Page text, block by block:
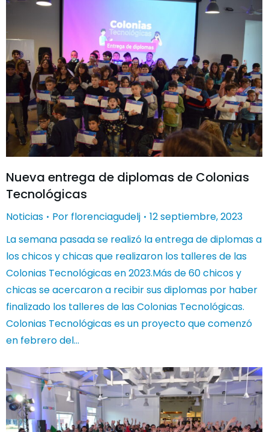
Nueva entrega de diplomas de Colonias
Tecnológicas
Noticias Por florenciagudelj
12 septiembre, 2023
La semana pasada se realizó la entrega de diplomas a
los chicos y chicas que realizaron los talleres de las
Colonias Tecnológicas en 2023.Más de 60 chicos y
chicas se acercaron a recibir sus diplomas por haber
finalizado los talleres de las Colonias Tecnológicas.
Colonias Tecnológicas es un proyecto que comenzó
en febrero del…